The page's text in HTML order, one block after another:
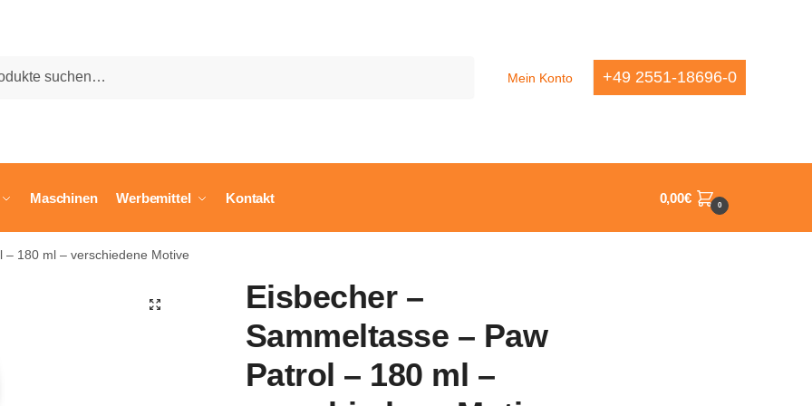
Mein Konto +49 2551-18696-0
Maschinen Werbemittel Kontakt 0,00€ 0
– 180 ml – verschiedene Motive
🔍
Eisbecher –
Sammeltasse – Paw
Patrol – 180 ml –